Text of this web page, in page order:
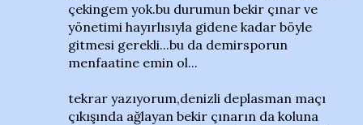
çekingem yok.bu durumun bekir çınar ve
yönetimi hayırlısıyla gidene kadar böyle
gitmesi gerekli...bu da demirsporun
menfaatine emin ol...
tekrar yazıyorum,denizli deplasman maçı
çıkışında ağlayan bekir çınarın da koluna